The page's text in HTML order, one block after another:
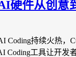
硬件从创意
Coding持续火热，
Coding工具让开发